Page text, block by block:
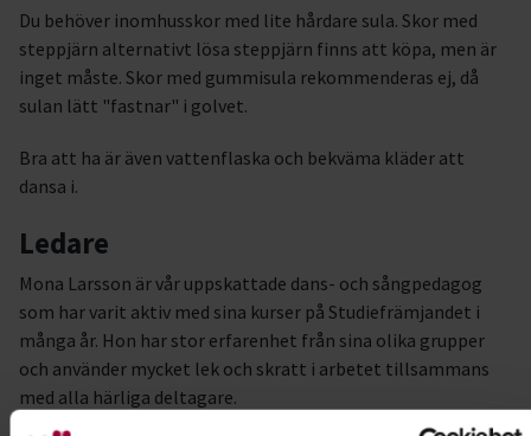
Du behöver inomhusskor med lite hårdare sula. Skor med
steppjärn alternativt lösa steppjärn finns att köpa, men är
inget måste. Skor med gummisula rekommenderas ej, då
sulan lätt "fastnar" i golvet.
Bra att ha är även vattenflaska och bekväma kläder att
dansa i.
Ledare
Mona Larsson är vår uppskattade dans- och sångpedagog
som har varit aktiv med sina kurser på Studiefrämjandet i
många år. Hon har stor erfarenhet från sina olika grupper
och använder mycket lek och skratt i arbetet tillsammans
med alla härliga deltagare.